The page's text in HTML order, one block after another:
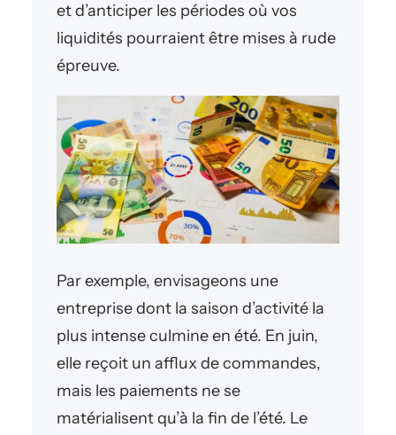
et d’anticiper les périodes où vos
liquidités pourraient être mises à rude
épreuve.
Par exemple, envisageons une
entreprise dont la saison d’activité la
plus intense culmine en été. En juin,
elle reçoit un afflux de commandes,
mais les paiements ne se
matérialisent qu’à la fin de l’été. Le